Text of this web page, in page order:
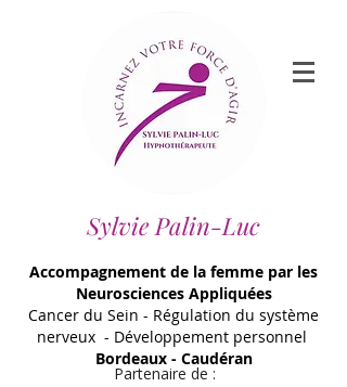
Sylvie Palin-Luc
Accompagnement de la femme par les
Neurosciences Appliquées
Cancer du Sein - Régulation du système
nerveux - Développement personnel
Bordeaux - Caudéran
Partenaire de :